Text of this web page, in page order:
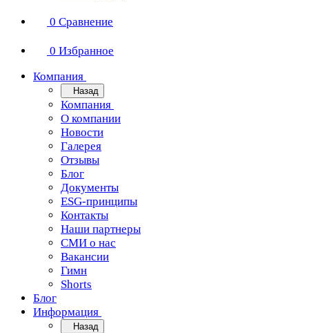
0 Сравнение
0 Избранное
Компания
Назад
Компания
О компании
Новости
Галерея
Отзывы
Блог
Документы
ESG-принципы
Контакты
Наши партнеры
СМИ о нас
Вакансии
Гимн
Shorts
Блог
Информация
Назад